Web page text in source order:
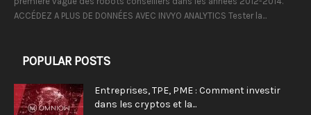
ACCÉDEZ A PLUS DE DONNÉES AVEC INVYO ANALYTICS Tester la...
POPULAR POSTS
Entreprises, TPE, PME : Comment investir
dans les cryptos et la...